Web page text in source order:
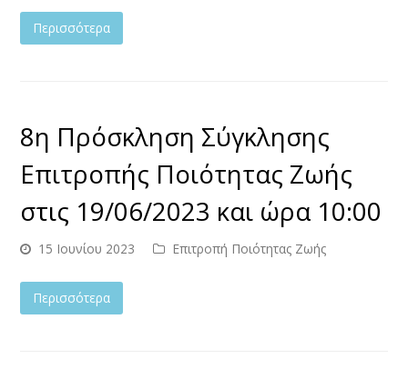
Περισσότερα
8η Πρόσκληση Σύγκλησης
Επιτροπής Ποιότητας Ζωής
στις 19/06/2023 και ώρα 10:00
15 Ιουνίου 2023 Επιτροπή Ποιότητας Ζωής
Περισσότερα